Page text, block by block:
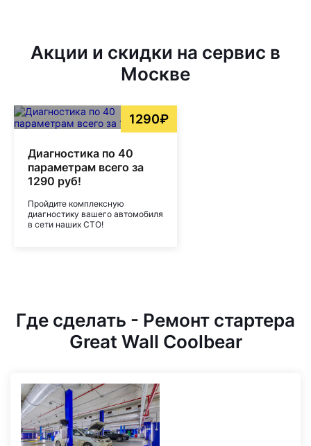
Акции и скидки на сервис в
Москве
1290₽
Диагностика по 40
параметрам всего за
1290 руб!
Пройдите комплексную
диагностику вашего автомобиля
в сети наших СТО!
Где сделать - Ремонт стартера
Great Wall Coolbear